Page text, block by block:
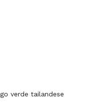
verde tailandese